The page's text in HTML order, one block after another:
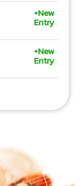
+New
Entry
+New
Entry